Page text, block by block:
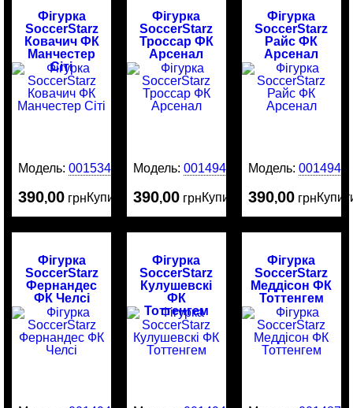
Фігурка
SoccerStarz
Ковачич ФК
Манчестер
Сіті
Модель:0015340
390,00 грнКупити
Фігурка
SoccerStarz
Троссар ФК
Арсенал
Модель:0014945
390,00 грнКупити
Фігурка
SoccerStarz
Райс ФК
Арсенал
Модель: 0014944
390,00 грн
Фігурка
SoccerStarz
Фернандес
ФК Челсі
Фігурка
SoccerStarz
Кулушевскі
ФК
Тоттенгем
Фігурка
SoccerStarz
Меддісон ФК
Тоттенгем